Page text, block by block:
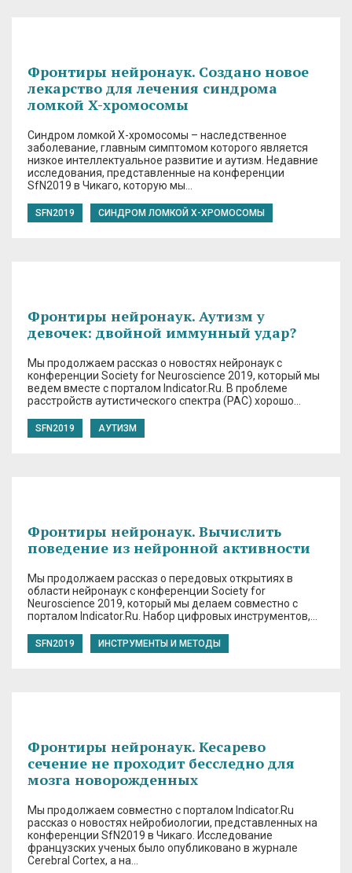
Фронтиры нейронаук. Cоздано новое
лекарство для лечения синдрома
ломкой X-хромосомы
Синдром ломкой X-хромосомы – наследственное
заболевание, главным симптомом которого является
низкое интеллектуальное развитие и аутизм. Недавние
исследования, представленные на конференции
SfN2019 в Чикаго, которую мы…
SFN2019 СИНДРОМ ЛОМКОЙ Х-ХРОМОСОМЫ
Фронтиры нейронаук. Аутизм у
девочек: двойной иммунный удар?
Мы продолжаем рассказ о новостях нейронаук с
конференции Society for Neuroscience 2019, который мы
ведем вместе с порталом Indicator.Ru. В проблеме
расстройств аутистического спектра (РАС) хорошо…
SFN2019 АУТИЗМ
Фронтиры нейронаук. Вычислить
поведение из нейронной активности
Мы продолжаем рассказ о передовых открытиях в
области нейронаук с конференции Society for
Neuroscience 2019, который мы делаем совместно с
порталом Indicator.Ru. Набор цифровых инструментов,…
SFN2019 ИНСТРУМЕНТЫ И МЕТОДЫ
Фронтиры нейронаук. Кесарево
сечение не проходит бесследно для
мозга новорожденных
Мы продолжаем совместно с порталом Indicator.Ru
рассказ о новостях нейробиологии, представленных на
конференции SfN2019 в Чикаго. Исследование
французских ученых было опубликовано в журнале
Cerebral Corteх, а на…